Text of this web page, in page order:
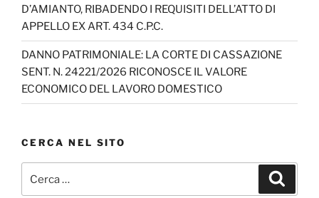
D’AMIANTO, RIBADENDO I REQUISITI DELL’ATTO DI
APPELLO EX ART. 434 C.P.C.
DANNO PATRIMONIALE: LA CORTE DI CASSAZIONE
SENT. N. 24221/2026 RICONOSCE IL VALORE
ECONOMICO DEL LAVORO DOMESTICO
CERCA NEL SITO